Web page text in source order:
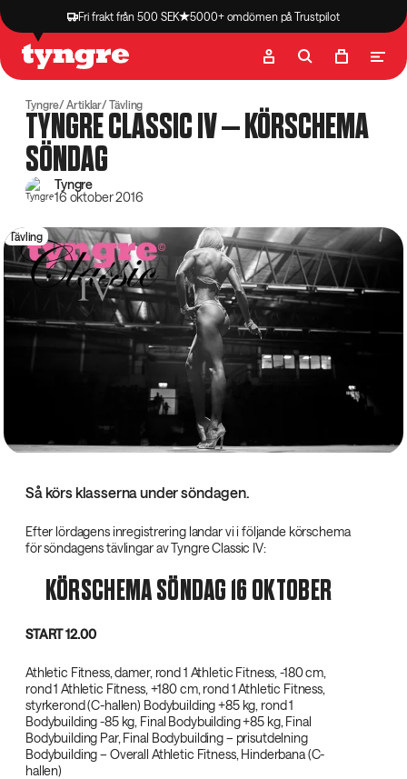
Fri frakt från 500 SEK 5000+ omdömen på Trustpilot
Butik Recept
Tyngre Artiklar Tävling
TYNGRE CLASSIC IV – KÖRSCHEMA
SÖNDAG
Tyngre
16 oktober 2016
Tävling
Så körs klasserna under söndagen.
Efter lördagens inregistrering landar vi i följande körschema
för söndagens tävlingar av Tyngre Classic IV:
KÖRSCHEMA SÖNDAG 16 OKTOBER
START 12.00‌
Athletic Fitness, damer, rond 1 Athletic Fitness, -180 cm,
rond 1 Athletic Fitness, +180 cm, rond 1 Athletic Fitness,
styrkerond (C-hallen) Bodybuilding +85 kg, rond 1
Bodybuilding -85 kg, Final Bodybuilding +85 kg, Final
Bodybuilding Par, Final Bodybuilding – prisutdelning
Bodybuilding – Overall Athletic Fitness, Hinderbana (C-
hallen)